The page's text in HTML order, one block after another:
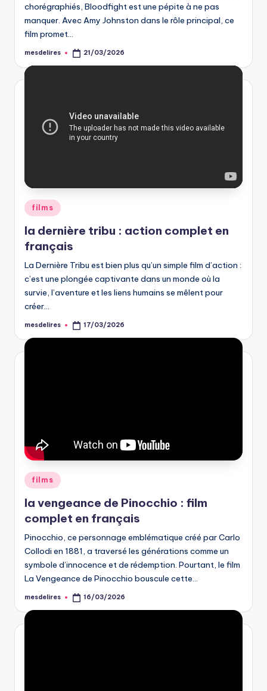
chorégraphiés, Bloodfight est une pépite à ne pas
manquer. Avec Amy Johnston dans le rôle principal, ce
film promet…
Posted
mesdelires 21/03/2026
Posted
in
films
la dernière tribu : action complet en
français
La Dernière Tribu est bien plus qu’un simple film d’action :
c’est une plongée captivante dans un monde où la
survie, l’aventure et les liens humains se mêlent pour
créer…
Posted
mesdelires 17/03/2026
Posted
in
films
la vengeance de Pinocchio : film
complet en français
Pinocchio, ce personnage emblématique créé par Carlo
Collodi en 1881, a traversé les générations comme un
symbole d’innocence et de rédemption. Pourtant, le film
La Vengeance de Pinocchio bouscule cette…
Posted
mesdelires 16/03/2026